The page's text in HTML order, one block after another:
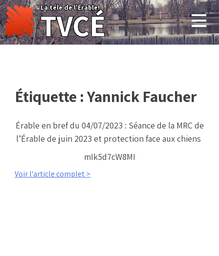
Skip
to
content
La télé de l'Érable!
TVCÉ
Étiquette :Yannick Faucher
Érable en bref du 04/07/2023 : Séance de la MRC de
l’Érable de juin 2023 et protection face aux chiens
mIk5d7cW8MI
Voir l'article complet >